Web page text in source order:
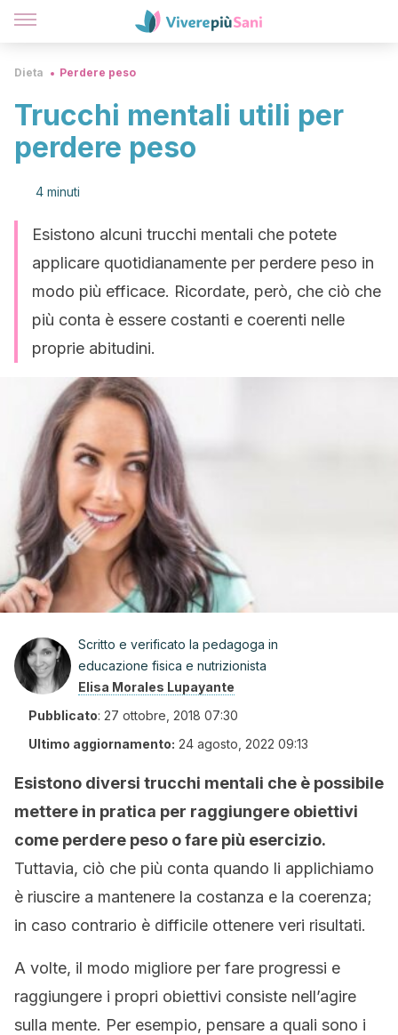
Dieta Perdere peso
Trucchi mentali utili per
perdere peso
4 minuti
Esistono alcuni trucchi mentali che potete
applicare quotidianamente per perdere peso in
modo più efficace. Ricordate, però, che ciò che
più conta è essere costanti e coerenti nelle
proprie abitudini.
Scritto e verificato la pedagoga in
educazione fisica e nutrizionista
Elisa Morales Lupayante
Pubblicato: 27 ottobre, 2018 07:30
Ultimo aggiornamento: 24 agosto, 2022 09:13
Esistono diversi trucchi mentali che è possibile
mettere in pratica per raggiungere obiettivi
come perdere peso o fare più esercizio.
Tuttavia, ciò che più conta quando li applichiamo
è riuscire a mantenere la costanza e la coerenza;
in caso contrario è difficile ottenere veri risultati.
A volte, il modo migliore per fare progressi e
raggiungere i propri obiettivi consiste nell’agire
sulla mente. Per esempio, pensare a quali sono i